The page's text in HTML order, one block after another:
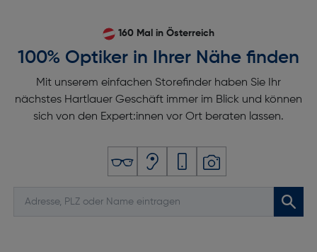
160 Mal in Österreich
100% Optiker in Ihrer Nähe finden
Mit unserem einfachen Storefinder haben Sie Ihr
nächstes Hartlauer Geschäft immer im Blick und können
sich von den Expert:innen vor Ort beraten lassen.